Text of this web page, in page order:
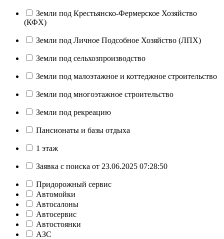
Земли под Крестьянско-Фермерское Хозяйство
(КФХ)
Земли под Личное Подсобное Хозяйство (ЛПХ)
Земли под сельхозпроизводство
Земли под малоэтажное и коттеджное строительство
Земли под многоэтажное строительство
Земли под рекреацию
Пансионаты и базы отдыха
1 этаж
Заявка с поиска от 23.06.2025 07:28:50
Придорожный сервис
Автомойки
Автосалоны
Автосервис
Автостоянки
АЗС